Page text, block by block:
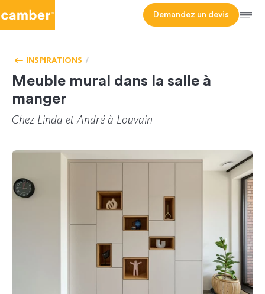
Demandez un devis Menu
HOMEPAGE
INSPIRATIONS
Meuble mural dans la salle à
manger
Chez Linda et André à Louvain